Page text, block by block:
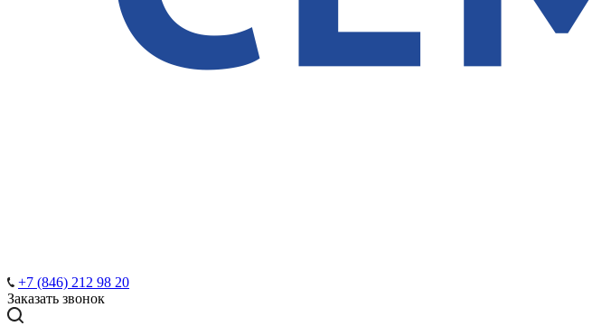
+7 (846) 212 98 20
Заказать звонок